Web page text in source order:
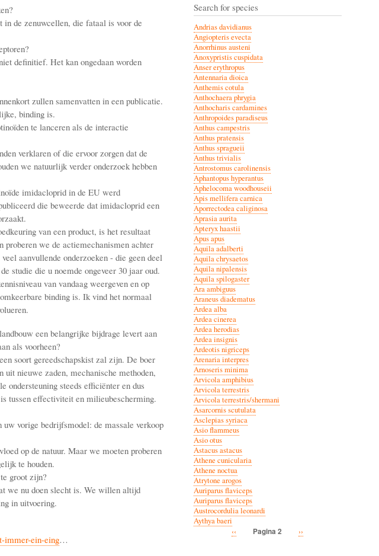
in de zenuwcellen, die fataal is voor de
definitief. Het kan ongedaan worden
zullen samenvatten in een publicatie.
binding is.
te lanceren als de interactie
verklaren of die ervoor zorgen dat de
we natuurlijk verder onderzoek hebben
imidacloprid in de EU werd
die beweerde dat imidacloprid een
van een product, is het resultaat
proberen we de actiemechanismen achter
aanvullende onderzoeken - die geen deel
studie die u noemde ongeveer 30 jaar oud.
van vandaag weergeven en op
binding is. Ik vind het normaal
een belangrijke bijdrage levert aan
als voorheen?
soort gereedschapskist zal zijn. De boer
nieuwe zaden, mechanische methoden,
ondersteuning steeds efficiënter en dus
tussen effectiviteit en milieubescherming.
vorige bedrijfsmodel: de massale verkoop
op de natuur. Maar we moeten proberen
te houden.
groot zijn?
we nu doen slecht is. We willen altijd
in uitvoering.
immer-ein-eing…
Search for species
Andrias davidianus
Angiopteris evecta
Anorrhinus austeni
Anoxypristis cuspidata
Anser erythropus
Antennaria dioica
Anthemis cotula
Anthochaera phrygia
Anthocharis cardamines
Anthropoides paradiseus
Anthus campestris
Anthus pratensis
Anthus spragueii
Anthus trivialis
Antrostomus carolinensis
Aphantopus hyperantus
Aphelocoma woodhouseii
Apis mellifera carnica
Aporrectodea caliginosa
Aprasia aurita
Apteryx haastii
Apus apus
Aquila adalberti
Aquila chrysaetos
Aquila nipalensis
Aquila spilogaster
Ara ambiguus
Araneus diadematus
Ardea alba
Ardea cinerea
Ardea herodias
Ardea insignis
Ardeotis nigriceps
Arenaria interpres
Arnoseris minima
Arvicola amphibius
Arvicola terrestris
Arvicola terrestris/shermani
Asarcornis scutulata
Asclepias syriaca
Asio flammeus
Asio otus
Astacus astacus
Athene cunicularia
Athene noctua
Atrytone arogos
Auriparus flaviceps
Auriparus flaviceps
Austrocordulia leonardi
Aythya baeri
Vorige
‹‹ Pagina 2
Volgende
››